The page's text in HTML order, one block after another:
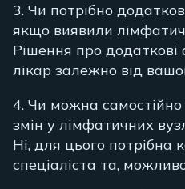
3. Чи потрібно
якщо виявили
Рішення про
лікар залежно від
4. Чи можна
змін у лімфатичних
Ні, для цього потрібна
спеціаліста та,